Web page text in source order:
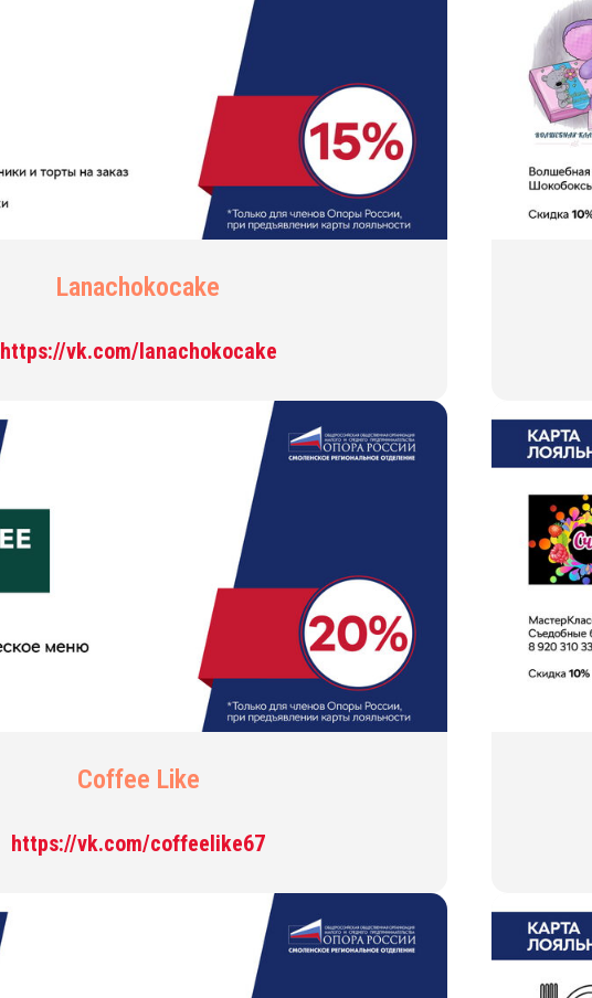
Lanachokocake
https://vk.com/lanachokocake
Coffee Like
https://vk.com/coffeelike67